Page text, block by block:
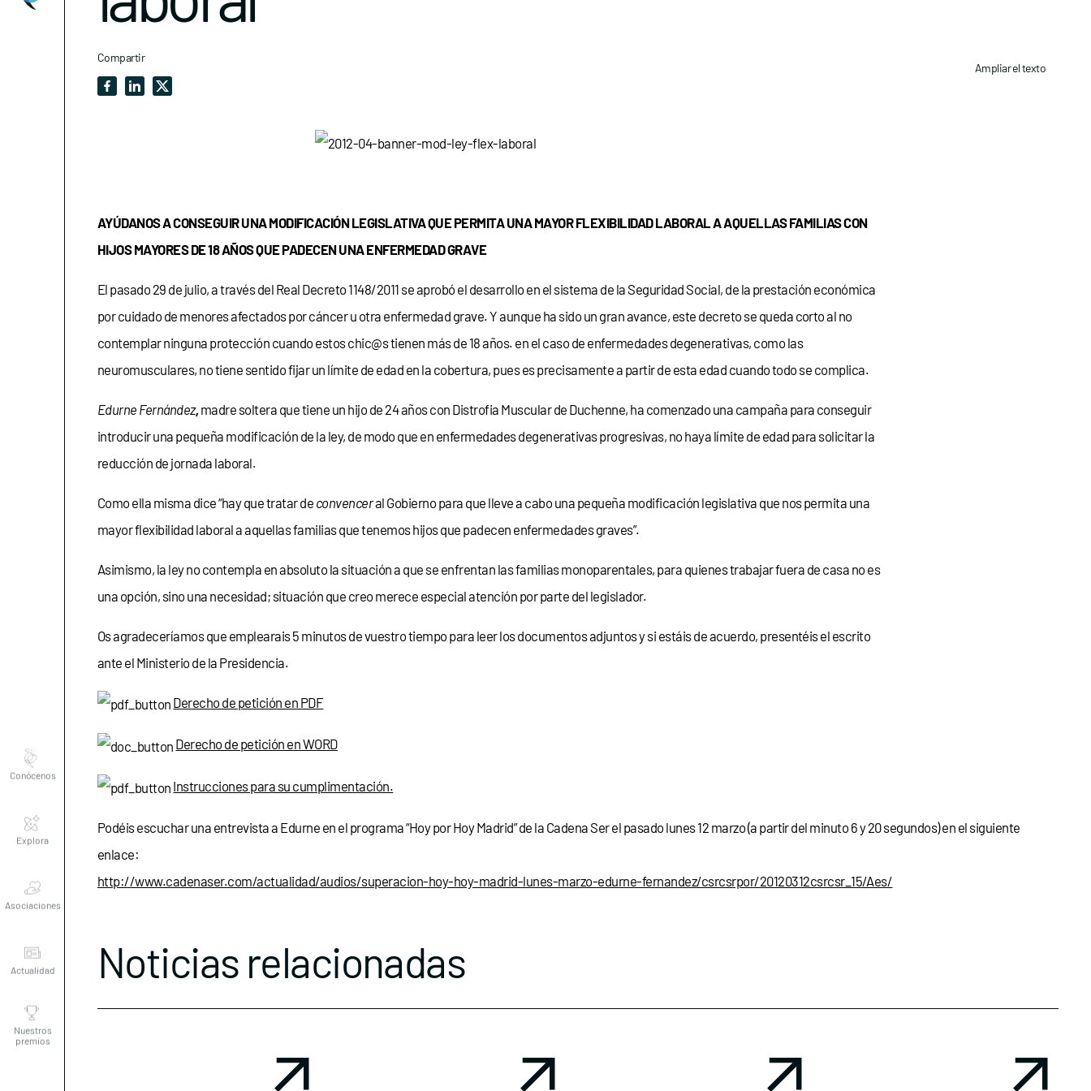
Conócenos
Explora
Asociaciones
Nuestros
premios
Compartir
Ampliar el texto
AYÚDANOS A CONSEGUIR UNA MODIFICACIÓN LEGISLATIVA QUE PERMITA UNA MAYOR FLEXIBILIDAD LABORAL A AQUELLAS FAMILIAS CON
HIJOS MAYORES DE 18 AÑOS QUE PADECEN UNA ENFERMEDAD GRAVE
El pasado 29 de julio, a través del Real Decreto 1148/2011 se aprobó el desarrollo en el sistema de la Seguridad Social, de la prestación económica
por cuidado de menores afectados por cáncer u otra enfermedad grave. Y aunque ha sido un gran avance, este decreto se queda corto al no
contemplar ninguna protección cuando estos chic@s tienen más de 18 años. en el caso de enfermedades degenerativas, como las
neuromusculares, no tiene sentido fijar un límite de edad en la cobertura, pues es precisamente a partir de esta edad cuando todo se complica.
Edurne Fernández, madre soltera que tiene un hijo de 24 años con Distrofia Muscular de Duchenne, ha comenzado una campaña para conseguir
introducir una pequeña modificación de la ley, de modo que en enfermedades degenerativas progresivas, no haya límite de edad para solicitar la
reducción de jornada laboral.
Como ella misma dice “hay que tratar de convenceral Gobierno para que lleve a cabo una pequeña modificación legislativa que nos permita una
mayor flexibilidad laboral a aquellas familias que tenemos hijos que padecen enfermedades graves”.
Asimismo, la ley no contempla en absoluto la situación a que se enfrentan las familias monoparentales, para quienes trabajar fuera de casa no es
una opción, sino una necesidad; situación que creo merece especial atención por parte del legislador.
Os agradeceríamos que emplearais 5 minutos de vuestro tiempo para leer los documentos adjuntos y si estáis de acuerdo, presentéis el escrito
ante el Ministerio de la Presidencia.
Derecho de petición en PDF
Derecho de petición en WORD
Instrucciones para su cumplimentación.
Podéis escuchar una entrevista a Edurne en el programa “Hoy por Hoy Madrid” de la Cadena Ser el pasado lunes 12 marzo (a partir del minuto 6 y 20 segundos) en el siguiente
enlace:
http://www.cadenaser.com/actualidad/audios/superacion-hoy-hoy-madrid-lunes-marzo-edurne-fernandez/csrcsrpor/20120312csrcsr_15/Aes/
Noticias relacionadas